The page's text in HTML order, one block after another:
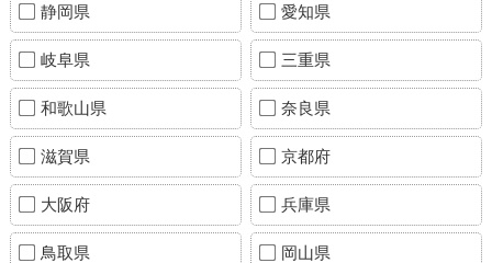
静岡県 愛知県
岐阜県 三重県
和歌山県 奈良県
滋賀県 京都府
大阪府 兵庫県
鳥取県 岡山県